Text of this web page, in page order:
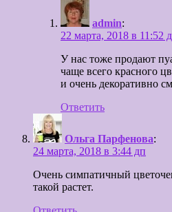
admin:
22 марта, 2018 в 11:52
У нас тоже продают
чаще всего красного
и очень декоративно
Ответить
Ольга Парфенова:
24 марта, 2018 в 3:44 дп
Очень симпатичный
такой растет.